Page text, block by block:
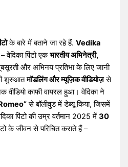
के बारे में बताने जा रहे हैं.Vedika
– वेदिका पिंटो एकभारतीय अभिनेत्री,
और अभिनय प्रतिभा के लिए जानी
शुरुआतमॉडलिंग और म्यूज़िक वीडियोज़से
वीडियो काफी वायरल हुआ। वेदिका ने
से बॉलीवुड में डेब्यू किया, जिसमें
पिंटो की उम्र वर्तमान 2025 में30
के जीवन से परिचित कराते हैं –